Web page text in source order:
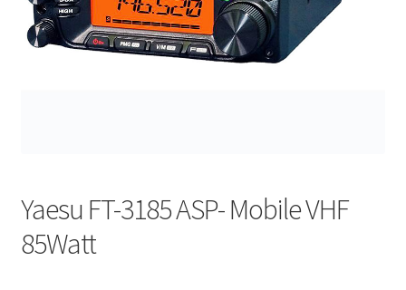
Yaesu FT-3185 ASP- Mobile VHF
85Watt